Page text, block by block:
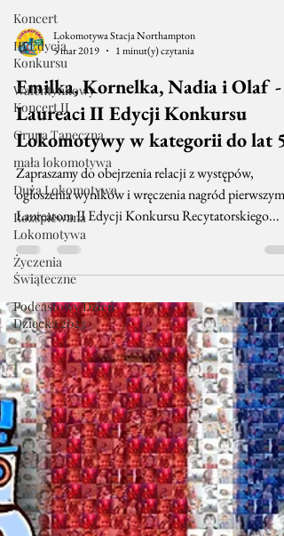
Koncert
III Edycja
Konkursu
Walentynkowy
Koncert II
Grupa Taneczna
mała lokomotywa
Duża Lokomotywa
Rozśpiewana
Lokomotywa
Życzenia
Świąteczne
Podcastowy Dzień
Dziecka 2023
Lokomotywa Stacja Northampton
5 mar 2019
1 minut(y) czytania
Emilka, Kornelka, Nadia i Olaf -
Laureaci II Edycji Konkursu
Lokomotywy w kategorii do lat 5
Zapraszamy do obejrzenia relacji z występów,
ogłoszenia wyników i wręczenia nagród pierwszym
Laureatom II Edycji Konkursu Recytatorskiego...